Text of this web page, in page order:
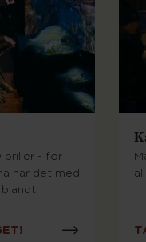
briller - for
har det med